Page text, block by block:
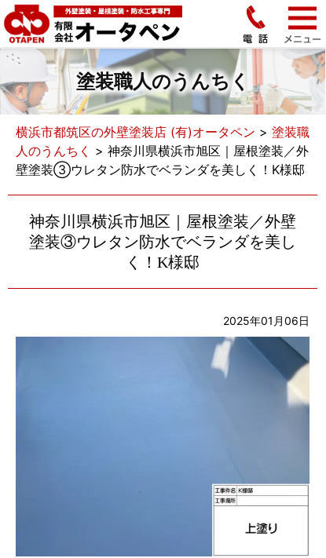
塗装職人のうんちく
横浜市都筑区の外壁塗装店 (有)オータペン > 塗装職
人のうんちく > 神奈川県横浜市旭区｜屋根塗装／外
壁塗装③ウレタン防水でベランダを美しく！K様邸
神奈川県横浜市旭区｜屋根塗装／外壁
塗装③ウレタン防水でベランダを美し
く！K様邸
2025年01月06日